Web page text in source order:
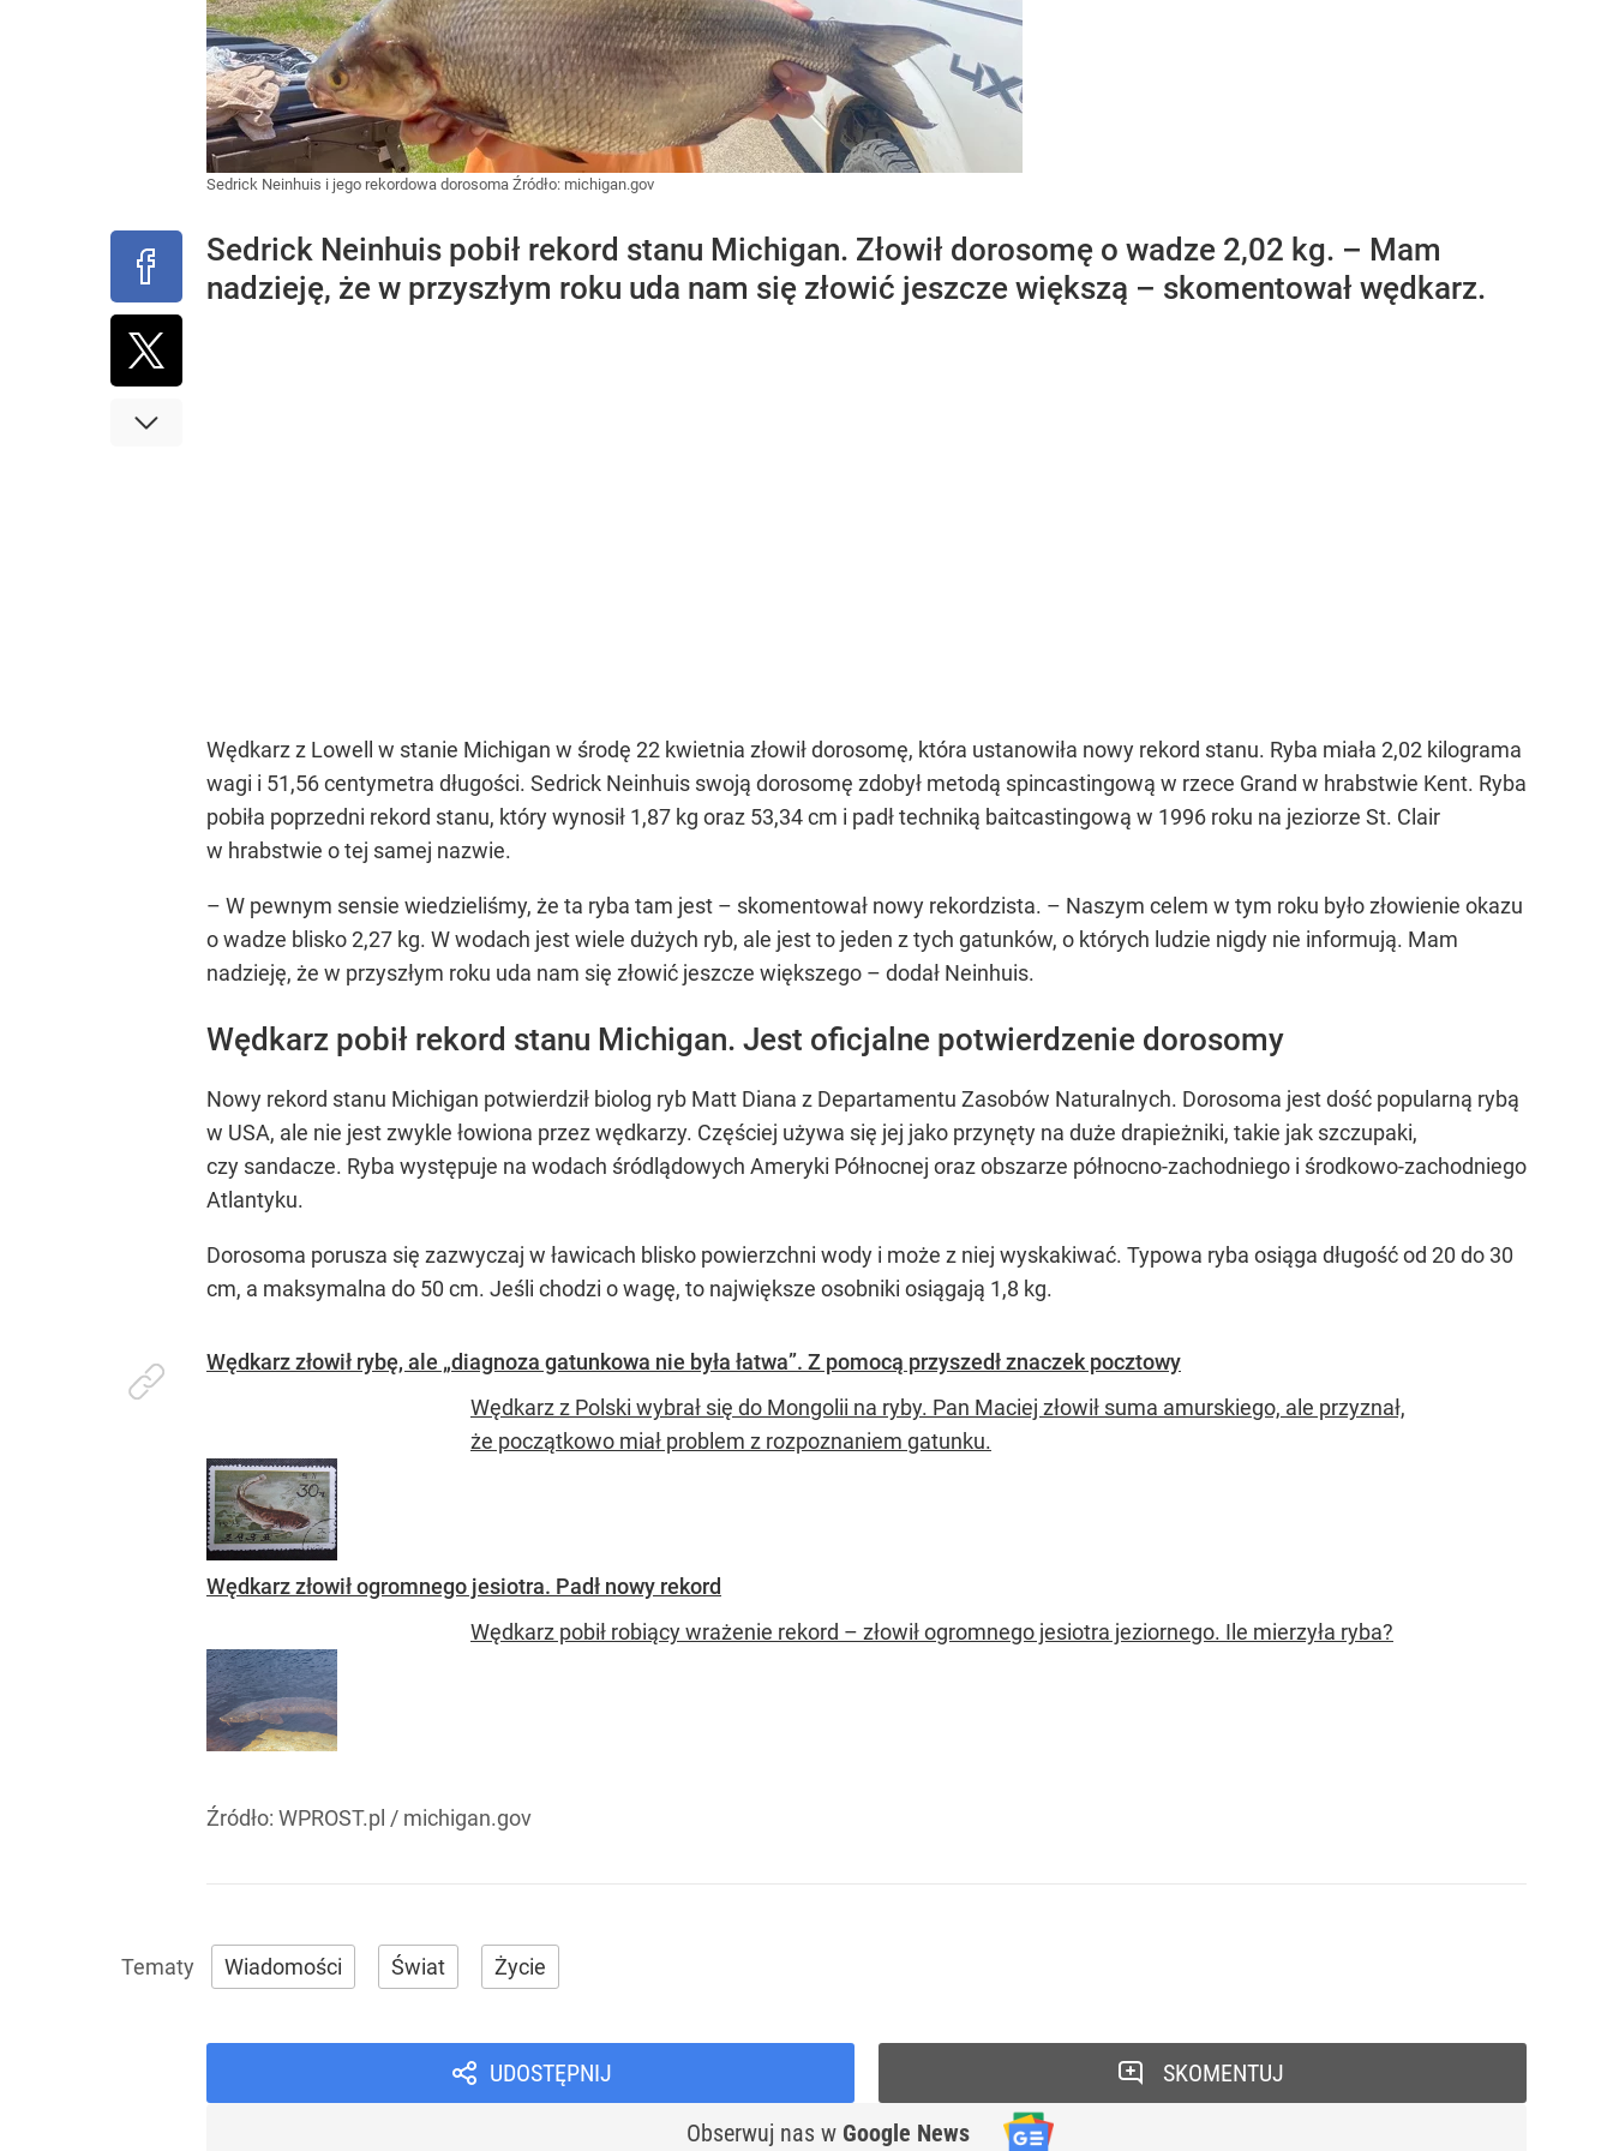
Sedrick Neinhuis i jego rekordowa dorosoma Źródło: michigan.gov
Sedrick Neinhuis pobił rekord stanu Michigan. Złowił dorosomę o wadze 2,02 kg. – Mam
nadzieję, że w przyszłym roku uda nam się złowić jeszcze większą – skomentował wędkarz.
Wędkarz z Lowell w stanie Michigan w środę 22 kwietnia złowił dorosomę, która ustanowiła nowy rekord stanu. Ryba miała 2,02 kilograma
wagi i 51,56 centymetra długości. Sedrick Neinhuis swoją dorosomę zdobył metodą spincastingową w rzece Grand w hrabstwie Kent. Ryba
pobiła poprzedni rekord stanu, który wynosił 1,87 kg oraz 53,34 cm i padł techniką baitcastingową w 1996 roku na jeziorze St. Clair
w hrabstwie o tej samej nazwie.
– W pewnym sensie wiedzieliśmy, że ta ryba tam jest – skomentował nowy rekordzista. – Naszym celem w tym roku było złowienie okazu
o wadze blisko 2,27 kg. W wodach jest wiele dużych ryb, ale jest to jeden z tych gatunków, o których ludzie nigdy nie informują. Mam
nadzieję, że w przyszłym roku uda nam się złowić jeszcze większego – dodał Neinhuis.
Wędkarz pobił rekord stanu Michigan. Jest oficjalne potwierdzenie dorosomy
Nowy rekord stanu Michigan potwierdził biolog ryb Matt Diana z Departamentu Zasobów Naturalnych. Dorosoma jest dość popularną rybą
w USA, ale nie jest zwykle łowiona przez wędkarzy. Częściej używa się jej jako przynęty na duże drapieżniki, takie jak szczupaki,
czy sandacze. Ryba występuje na wodach śródlądowych Ameryki Północnej oraz obszarze północno-zachodniego i środkowo-zachodniego
Atlantyku.
Dorosoma porusza się zazwyczaj w ławicach blisko powierzchni wody i może z niej wyskakiwać. Typowa ryba osiąga długość od 20 do 30
cm, a maksymalna do 50 cm. Jeśli chodzi o wagę, to największe osobniki osiągają 1,8 kg.
Wędkarz złowił rybę, ale „diagnoza gatunkowa nie była łatwa”. Z pomocą przyszedł znaczek pocztowy
Wędkarz z Polski wybrał się do Mongolii na ryby. Pan Maciej złowił suma amurskiego, ale przyznał,
że początkowo miał problem z rozpoznaniem gatunku.
Wędkarz złowił ogromnego jesiotra. Padł nowy rekord
Wędkarz pobił robiący wrażenie rekord – złowił ogromnego jesiotra jeziornego. Ile mierzyła ryba?
Źródło: WPROST.pl / michigan.gov
Wiadomości Świat Życie
UDOSTĘPNIJ
Obserwuj nas w Google News
SKOMENTUJ